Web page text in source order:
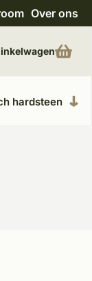
Unieke
Over ons
hardsteen